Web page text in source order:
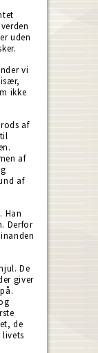
uden
vi
ikke
af
af
af
Han
Derfor
De
giver
de